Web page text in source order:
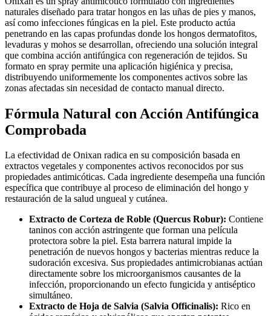
naturales diseñado para tratar hongos en las uñas de pies y manos,
así como infecciones fúngicas en la piel. Este producto actúa
penetrando en las capas profundas donde los hongos dermatofitos,
levaduras y mohos se desarrollan, ofreciendo una solución integral
que combina acción antifúngica con regeneración de tejidos. Su
formato en spray permite una aplicación higiénica y precisa,
distribuyendo uniformemente los componentes activos sobre las
zonas afectadas sin necesidad de contacto manual directo.
Fórmula Natural con Acción Antifúngica
Comprobada
La efectividad de Onixan radica en su composición basada en
extractos vegetales y componentes activos reconocidos por sus
propiedades antimicóticas. Cada ingrediente desempeña una función
específica que contribuye al proceso de eliminación del hongo y
restauración de la salud ungueal y cutánea.
Extracto de Corteza de Roble (Quercus Robur): Contiene
taninos con acción astringente que forman una película
protectora sobre la piel. Esta barrera natural impide la
penetración de nuevos hongos y bacterias mientras reduce la
sudoración excesiva. Sus propiedades antimicrobianas actúan
directamente sobre los microorganismos causantes de la
infección, proporcionando un efecto fungicida y antiséptico
simultáneo.
Extracto de Hoja de Salvia (Salvia Officinalis): Rico en